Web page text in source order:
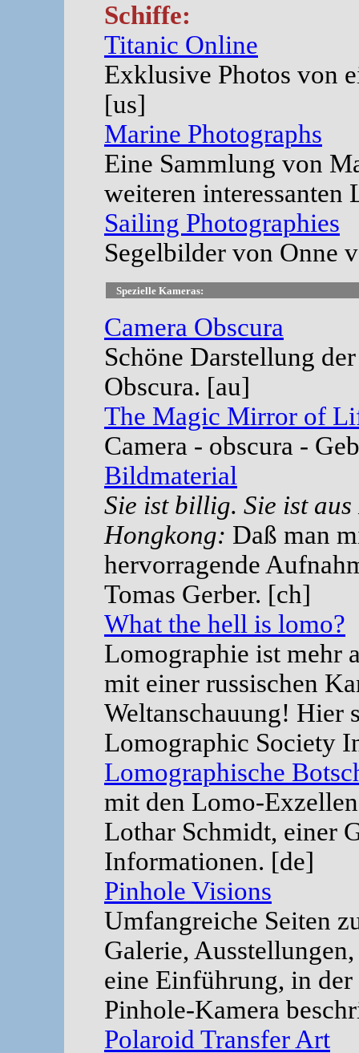
Schiffe:
Titanic Online
Exklusive Photos von
[us]
Marine Photographs
Eine Sammlung von
weiteren interessanten
Sailing Photographies
Segelbilder von Onne
Spezielle Kameras:
Camera Obscura
Schöne Darstellung
Obscura. [au]
The Magic Mirror of
Camera - obscura -
Bildmaterial
Sie ist billig. Sie ist
Hongkong: Daß man
hervorragende
Tomas Gerber. [ch]
What the hell is lomo?
Lomographie ist mehr
mit einer russischen
Weltanschauung! Hier
Lomographic Society
Lomographische
mit den Lomo-
Lothar Schmidt, einer
Informationen. [de]
Pinhole Visions
Umfangreiche Seiten
Galerie,
eine Einführung, in der
Pinhole-Kamera
Polaroid Transfer Art